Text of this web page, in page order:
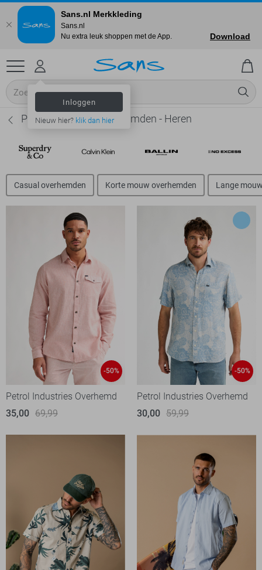
Inloggen
Nieuw hier? klik dan hier
Petrol Industries Overhemden - Heren
Casual overhemden Korte mouw overhemden Lange
-50%
Petrol Industries Overhemd
35,00 69,99
-50%
Petrol Industries Overhemd
30,00 59,99
Sans.nl Merkkleding
Sans.nl
Nu extra leuk shoppen met de App.
Download